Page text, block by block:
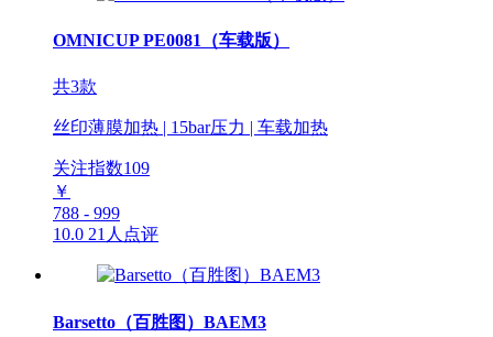
OMNICUP PE0081（车载版）
共3款
丝印薄膜加热 | 15bar压力 | 车载加热
关注指数109
￥
788 - 999
10.0 21人点评
Barsetto（百胜图）BAEM3